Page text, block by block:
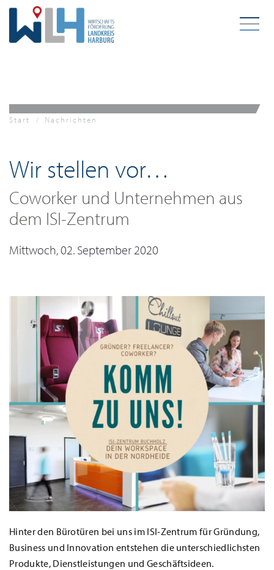
Zum Hauptinhalt springen
Start Nachrichten
Wir stellen vor…
Coworker und Unternehmen aus
dem ISI-Zentrum
Mittwoch, 02. September 2020
Hinter den Bürotüren bei uns im ISI-Zentrum für Gründung,
Business und Innovation entstehen die unterschiedlichsten
Produkte, Dienstleistungen und Geschäftsideen.